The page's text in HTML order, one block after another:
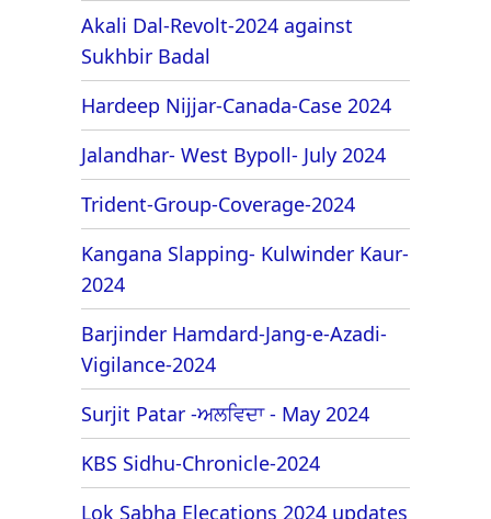
Akali Dal-Revolt-2024 against
Sukhbir Badal
Hardeep Nijjar-Canada-Case 2024
Jalandhar- West Bypoll- July 2024
Trident-Group-Coverage-2024
Kangana Slapping- Kulwinder Kaur-
2024
Barjinder Hamdard-Jang-e-Azadi-
Vigilance-2024
Surjit Patar -ਅਲਵਿਦਾ - May 2024
KBS Sidhu-Chronicle-2024
Lok Sabha Elecations 2024 updates